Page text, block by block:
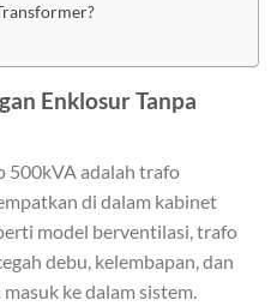
Enklosur Tanpa
500kVA adalah trafo
di dalam kabinet
model berventilasi, trafo
debu, kelembapan, dan
ke dalam sistem.